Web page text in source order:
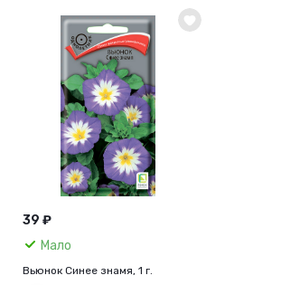
39 ₽
Мало
Вьюнок Синее знамя, 1 г.